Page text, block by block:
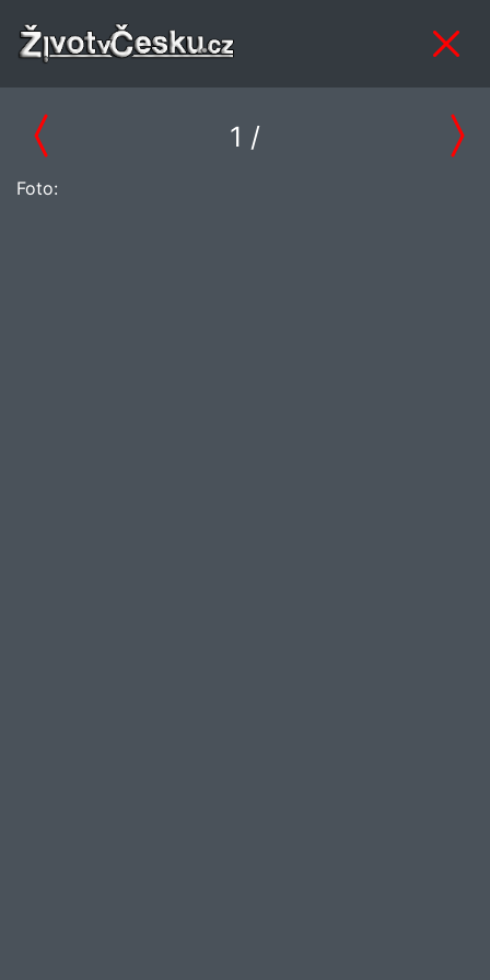
1 /
Foto: